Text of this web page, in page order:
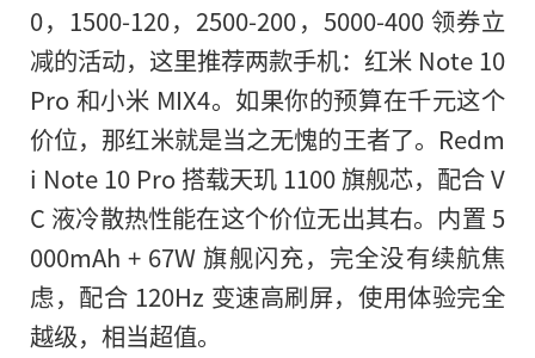
0，1500-120，2500-200，5000-400 领券立
减的活动，这里推荐两款手机：红米 Note 10
Pro 和小米 MIX4。如果你的预算在千元这个
价位，那红米就是当之无愧的王者了。Redm
i Note 10 Pro 搭载天玑 1100 旗舰芯，配合 V
C 液冷散热性能在这个价位无出其右。内置 5
000mAh + 67W 旗舰闪充，完全没有续航焦
虑，配合 120Hz 变速高刷屏，使用体验完全
越级，相当超值。